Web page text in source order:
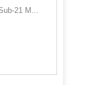
21 M...